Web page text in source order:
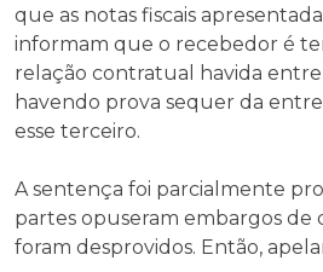
que as notas fiscais
informam que o recebedor é
relação contratual havida entre
havendo prova sequer da
esse terceiro.
A sentença foi parcialmente
partes opuseram embargos de
foram desprovidos. Então,